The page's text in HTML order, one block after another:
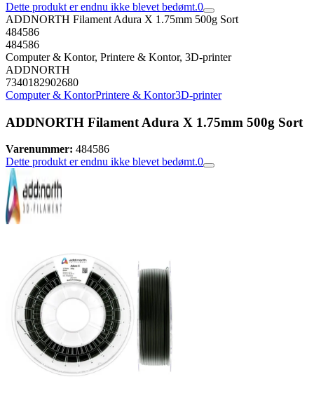
Dette produkt er endnu ikke blevet bedømt.0
ADDNORTH Filament Adura X 1.75mm 500g Sort
484586
484586
Computer & Kontor, Printere & Kontor, 3D-printer
ADDNORTH
7340182902680
Computer & KontorPrintere & Kontor3D-printer
ADDNORTH Filament Adura X 1.75mm 500g Sort
Varenummer: 484586
Dette produkt er endnu ikke blevet bedømt.0